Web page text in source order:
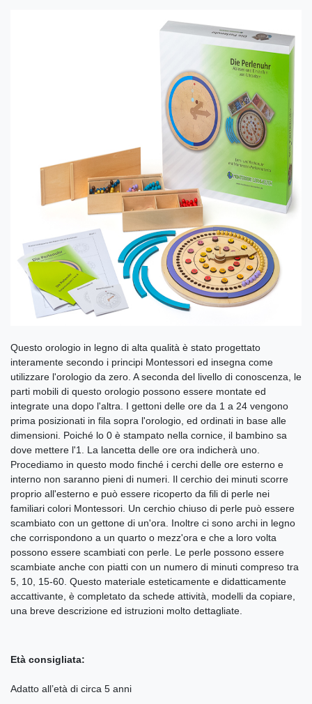
Questo orologio in legno di alta qualità è stato progettato
interamente secondo i principi Montessori ed insegna come
utilizzare l'orologio da zero. A seconda del livello di conoscenza, le
parti mobili di questo orologio possono essere montate ed
integrate una dopo l'altra. I gettoni delle ore da 1 a 24 vengono
prima posizionati in fila sopra l'orologio, ed ordinati in base alle
dimensioni. Poiché lo 0 è stampato nella cornice, il bambino sa
dove mettere l'1. La lancetta delle ore ora indicherà uno.
Procediamo in questo modo finché i cerchi delle ore esterno e
interno non saranno pieni di numeri. Il cerchio dei minuti scorre
proprio all'esterno e può essere ricoperto da fili di perle nei
familiari colori Montessori. Un cerchio chiuso di perle può essere
scambiato con un gettone di un'ora. Inoltre ci sono archi in legno
che corrispondono a un quarto o mezz'ora e che a loro volta
possono essere scambiati con perle. Le perle possono essere
scambiate anche con piatti con un numero di minuti compreso tra
5, 10, 15-60. Questo materiale esteticamente e didatticamente
accattivante, è completato da schede attività, modelli da copiare,
una breve descrizione ed istruzioni molto dettagliate.
Età consigliata:
Adatto all’età di circa 5 anni